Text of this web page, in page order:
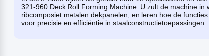
321-960 Deck Roll Forming Machine. U zult de machine
ribcomposiet metalen dekpanelen, en leren hoe de
voor precisie en efficiëntie in staalconstructietoepassingen.